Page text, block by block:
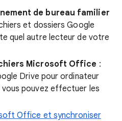
de bureau familier
et dossiers Google
quel autre lecteur de votre
Microsoft Office :
Drive pour ordinateur
pouvez effectuer les
Office et synchroniser